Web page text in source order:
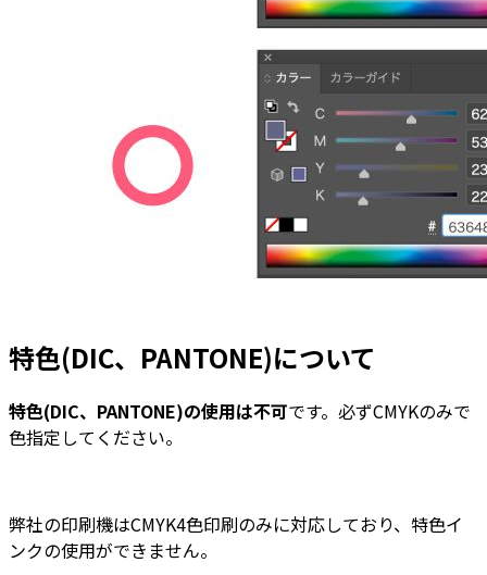
特色(DIC、PANTONE)について
特色(DIC、PANTONE)の使用は不可です。必ずCMYKのみで
色指定してください。
弊社の印刷機はCMYK4色印刷のみに対応しており、特色イ
ンクの使用ができません。